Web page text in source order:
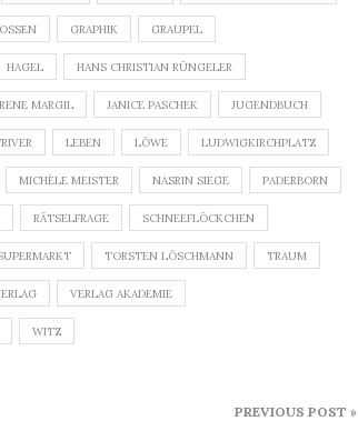
GRAPHIK GRAUPEL
HAGEL HANS CHRISTIAN RÜNGELER
MARGIL JANICE PASCHEK JUGENDBUCH
LEBEN LÖWE LUDWIGKIRCHPLATZ
MICHÈLE MEISTER NASRIN SIEGE PADERBORN
RÄTSELFRAGE SCHNEEFLÖCKCHEN
TORSTEN LÖSCHMANN TRAUM
VERLAG AKADEMIE
WITZ
PREVIOUS POST »